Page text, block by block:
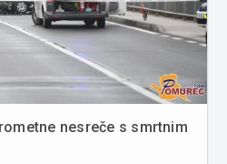
nesreče s smrtnim